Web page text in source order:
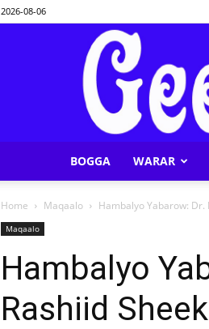
2026-08-06
BOGGA WARAR
Home Maqaalo Hambalyo Yabarow: Dr.
Maqaalo
Hambalyo
Rashiid